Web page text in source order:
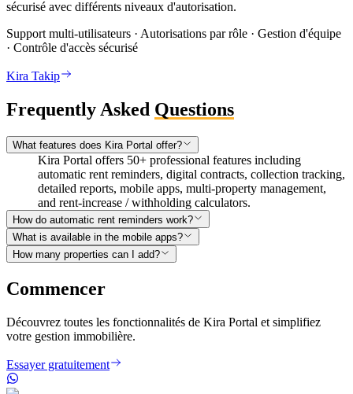
sécurisé avec différents niveaux d'autorisation.
Support multi-utilisateurs · Autorisations par rôle · Gestion d'équipe
· Contrôle d'accès sécurisé
Kira Takip
Frequently Asked Questions
What features does Kira Portal offer?
Kira Portal offers 50+ professional features including
automatic rent reminders, digital contracts, collection tracking,
detailed reports, mobile apps, multi-property management,
and rent-increase / withholding calculators.
How do automatic rent reminders work?
What is available in the mobile apps?
How many properties can I add?
Commencer
Découvrez toutes les fonctionnalités de Kira Portal et simplifiez
votre gestion immobilière.
Essayer gratuitement